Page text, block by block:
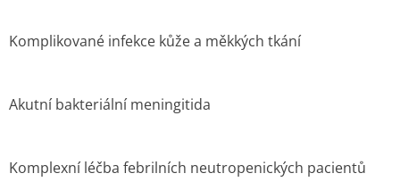
Komplikované infekce kůže a měkkých tkání
Akutní bakteriální meningitida
Komplexní léčba febrilních neutropenických pacientů